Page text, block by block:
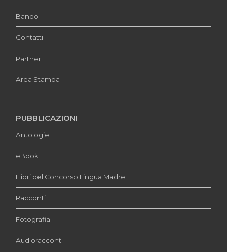
Bando
Contatti
Partner
Area Stampa
PUBBLICAZIONI
Antologie
eBook
I libri del Concorso Lingua Madre
Racconti
Fotografia
Audioracconti